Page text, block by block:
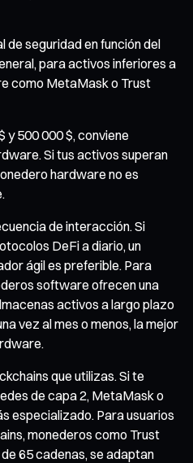
de seguridad en función del
para activos inferiores a
como MetaMask o Trust
y 500 000 $, conviene
Si tus activos superan
hardware no es
de interacción. Si
DeFi a diario, un
ágil es preferible. Para
software ofrecen una
activos a largo plazo
vez al mes o menos, la mejor
que utilizas. Si te
de capa 2, MetaMask o
especializado. Para usuarios
monederos como Trust
65 cadenas, se adaptan